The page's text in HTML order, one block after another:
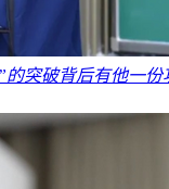
突破背后有他一份